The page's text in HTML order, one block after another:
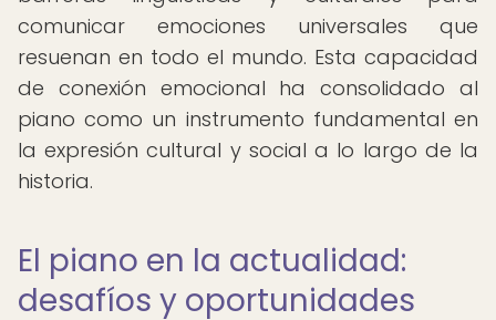
comunicar emociones universales que
resuenan en todo el mundo. Esta capacidad
de conexión emocional ha consolidado al
piano como un instrumento fundamental en
la expresión cultural y social a lo largo de la
historia.
El piano en la actualidad:
desafíos y oportunidades